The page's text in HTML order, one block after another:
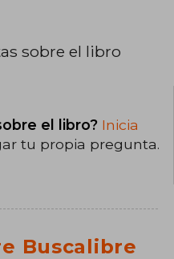
sobre el libro
el libro? Inicia
tu propia pregunta.
Buscalibre